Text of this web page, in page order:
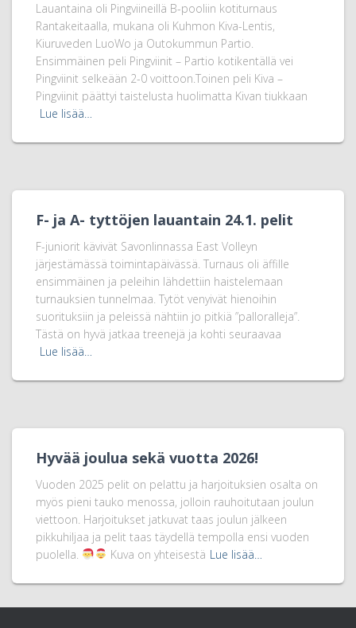
Lauantaina oli Pingviineillä B-pooliin kotiturnaus
Rantakeitaalla, mukana oli Kuhmon Kiva-Lentis,
Kiuruveden LuoWo ja Outokummun Partio.
Ensimmäinen peli Pingviinit – Partio kotikentällä vei
Pingviinit selkeään 2-0 voittoon.Toinen peli Kiva –
Pingviinit päättyi taistelusta huolimatta Kivan tiukkaan
Lue lisää…
F- ja A- tyttöjen lauantain 24.1. pelit
F-juniorit kävivät Savonlinnassa East Volleyn
järjestämässä toimintapäivässä. Turnaus oli äffille
ensimmäinen ja peleihin lähdettiin haistelemaan
turnauksien tunnelmaa. Tytöt venyivät hienoihin
suorituksiin ja peleissä nähtiin jo pitkiä ”palloralleja”.
Tästä on hyvä jatkaa treenejä ja kohti seuraavaa
Lue lisää…
Hyvää joulua sekä vuotta 2026!
Vuoden 2025 pelit on pelattu ja harjoituksien osalta on
myös pieni tauko menossa, jolloin rauhoitutaan joulun
viettoon. Harjoitukset jatkuvat taas joulun jälkeen
pikkuhiljaa ja pelit taas täydellä tempolla ensi vuoden
puolella.
Kuva on yhteisestä Lue lisää…